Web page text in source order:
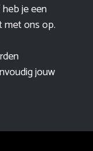
je een
met ons op.
jouw